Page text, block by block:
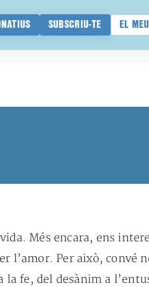
SUBSCRIU-TE EL
Més encara, ens
l’amor. Per això,
fe, del desànim a